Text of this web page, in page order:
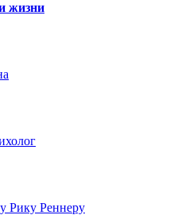
жизни
Рику Реннеру